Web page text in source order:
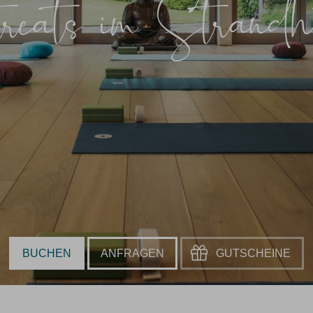
BUCHEN ANFRAGEN GUTSCHEINE